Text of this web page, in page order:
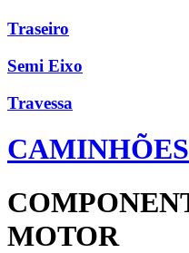
Traseiro
Semi Eixo
Travessa
MOTOR